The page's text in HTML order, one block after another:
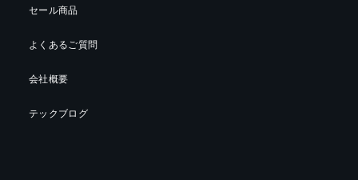
セール商品
よくあるご質問
会社概要
テックブログ